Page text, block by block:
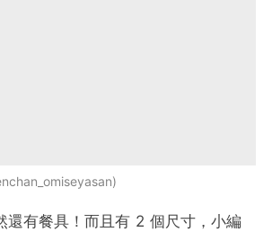
還有餐具！而且有 2 個尺寸，小編